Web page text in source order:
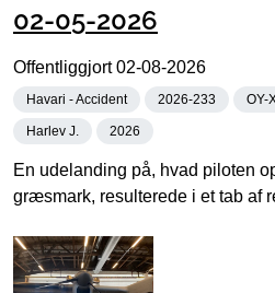
02-05-2026
Offentliggjort02-08-2026
Havari - Accident 2026-233 OY-
Harlev J. 2026
En udelanding på, hvad piloten
græsmark, resulterede i et tab af